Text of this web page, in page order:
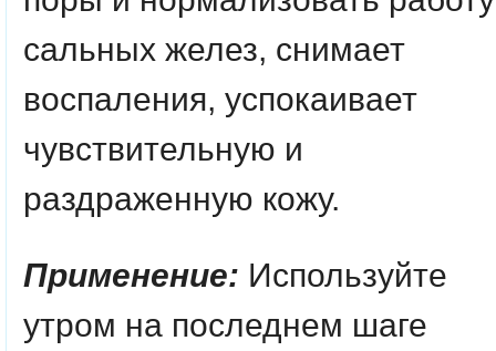
сальных желез, снимает
воспаления, успокаивает
чувствительную и
раздраженную кожу.
Применение: Используйте
утром на последнем шаге